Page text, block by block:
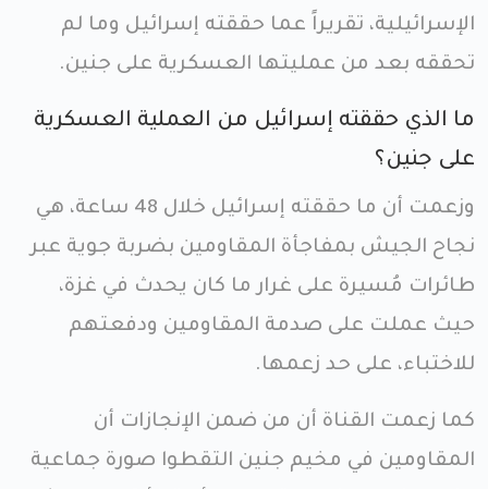
الإسرائيلية، تقريراً عما حققته إسرائيل وما لم
تحققه بعد من عمليتها العسكرية على جنين.
ما الذي حققته إسرائيل من العملية العسكرية
على جنين؟
وزعمت أن ما حققته إسرائيل خلال 48 ساعة، هي
نجاح الجيش بمفاجأة المقاومين بضربة جوية عبر
طائرات مُسيرة على غرار ما كان يحدث في غزة،
حيث عملت على صدمة المقاومين ودفعتهم
للاختباء، على حد زعمها.
كما زعمت القناة أن من ضمن الإنجازات أن
المقاومين في مخيم جنين التقطوا صورة جماعية